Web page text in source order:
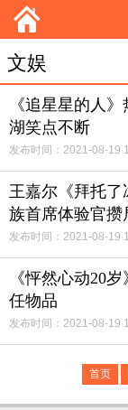
文娱
《追星星的人
湖笑点不断
发布时间：2021-08-19
王嘉尔《拜托了
族首席体验官攒
发布时间：2021-08-19
《怦然心动20
任物品
发布时间：2021-08-19
首页